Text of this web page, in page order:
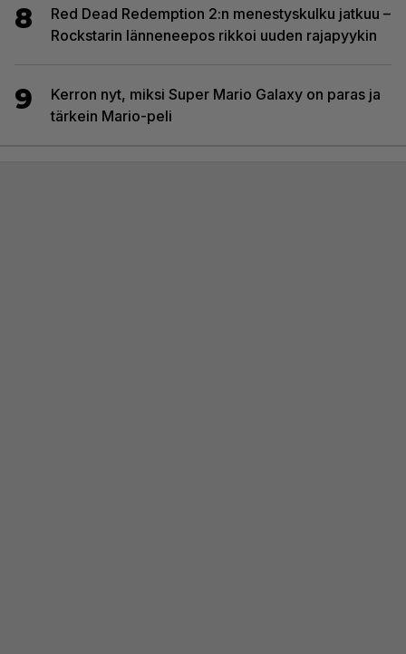
8
Red Dead Redemption 2:n menestyskulku jatkuu –
Rockstarin länneneepos rikkoi uuden rajapyykin
9
Kerron nyt, miksi Super Mario Galaxy on paras ja
tärkein Mario-peli